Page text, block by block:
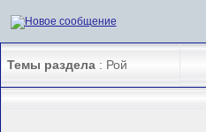
Темы раздела : Рой